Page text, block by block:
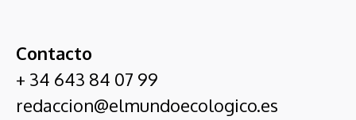
Contacto
+ 34 643 84 07 99
redaccion@elmundoecologico.es